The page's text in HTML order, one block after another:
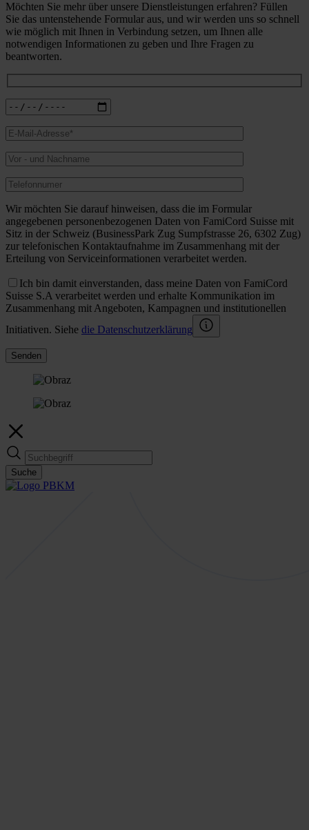
Möchten Sie mehr über unsere Dienstleistungen erfahren? Füllen
Sie das untenstehende Formular aus, und wir werden uns so schnell
wie möglich mit Ihnen in Verbindung setzen, um Ihnen alle
notwendigen Informationen zu geben und Ihre Fragen zu
beantworten.
Wir möchten Sie darauf hinweisen, dass die im Formular
angegebenen personenbezogenen Daten von FamiCord Suisse mit
Sitz in der Schweiz (BusinessPark Zug Sumpfstrasse 26, 6302 Zug)
zur telefonischen Kontaktaufnahme im Zusammenhang mit der
Erteilung von Serviceinformationen verarbeitet werden.
Ich bin damit einverstanden, dass meine Daten von FamiCord
Suisse S.A verarbeitet werden und erhalte Kommunikation im
Zusammenhang mit Angeboten, Kampagnen und institutionellen
Initiativen. Siehe die Datenschutzerklärung
Senden
Suche